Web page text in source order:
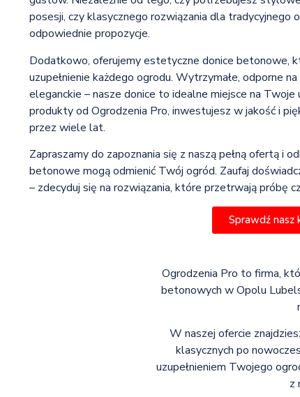
posesji, czy klasycznego rozwiązania dla tradycyjnego
odpowiednie propozycje.
Dodatkowo, oferujemy estetyczne donice betonowe,
uzupełnienie każdego ogrodu. Wytrzymałe, odporne
eleganckie – nasze donice to idealne miejsce na
produkty od Ogrodzenia Pro, inwestujesz w jakość i
przez wiele lat.
Zapraszamy do zapoznania się z naszą pełną ofertą i
betonowe mogą odmienić Twój ogród. Zaufaj
– zdecyduj się na rozwiązania, które przetrwają próbę
Sprawdź
Ogrodzenia Pro to firma,
betonowych w Opolu
W naszej ofercie
klasycznych po
uzupełnieniem Twojego
z